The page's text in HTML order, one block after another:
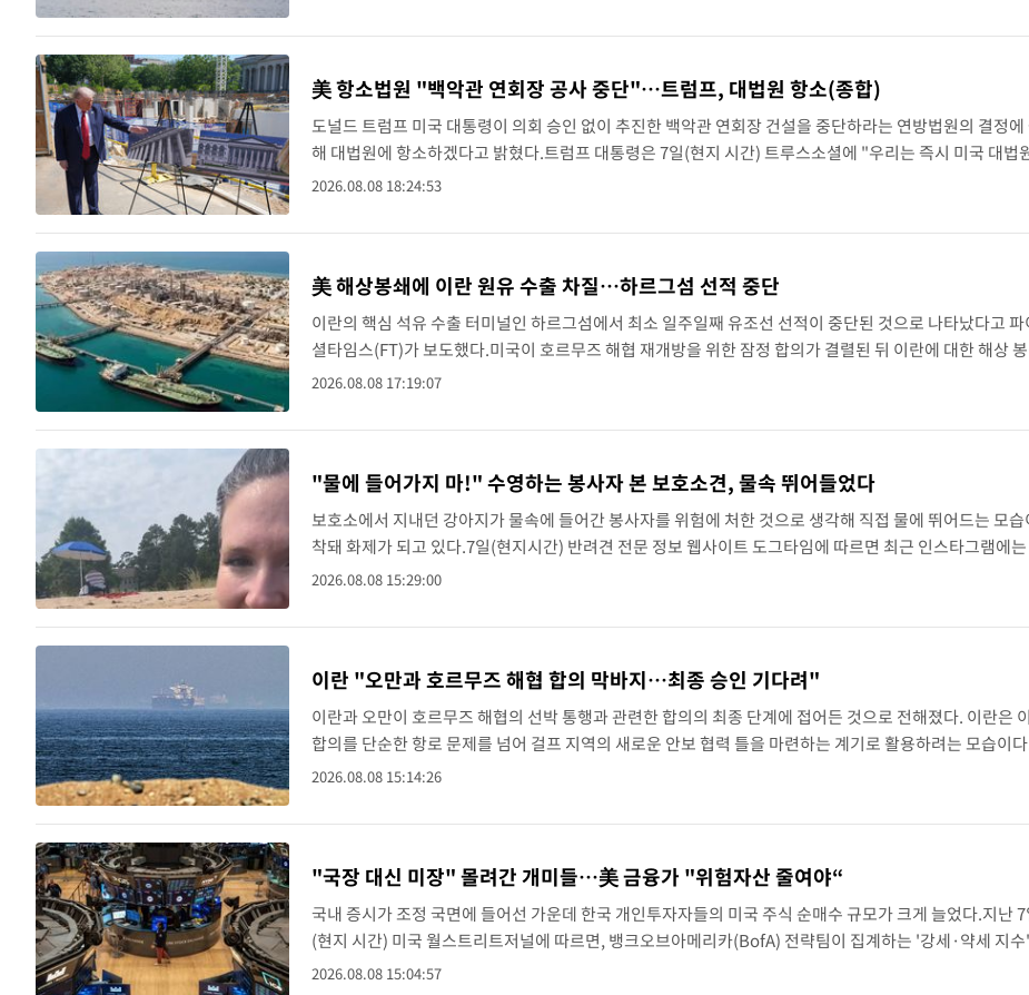
美 항소법원 "백악관 연회장 공사 중단"…트럼프, 대법원 항소(종합)
도널드 트럼프 미국 대통령이 의회 승인 없이 추진한 백악관 연회장 건설을 중단하라는 연방법원의 결정에
해 대법원에 항소하겠다고 밝혔다.트럼프 대통령은 7일(현지 시간) 트루스소셜에 "우리는 즉시 미국 대법
항소할 것"이라며 "이 부당한 결정은 대법원에서 전면 뒤집혀야 한다"고 밝혔다.워싱턴DC 연방항소법원은
2026.08.08 18:24:53
美 해상봉쇄에 이란 원유 수출 차질…하르그섬 선적 중단
이란의 핵심 석유 수출 터미널인 하르그섬에서 최소 일주일째 유조선 선적이 중단된 것으로 나타났다고 파
셜타임스(FT)가 보도했다.미국이 호르무즈 해협 재개방을 위한 잠정 합의가 결렬된 뒤 이란에 대한 해상 봉
재개하면서 이란의 원유 수출이 사실상 차질을 빚고 있는 것으로 분석된다.8일(현지 시간) 해양정보업체 케
2026.08.08 17:19:07
"물에 들어가지 마!" 수영하는 봉사자 본 보호소견, 물속 뛰어들었다
보호소에서 지내던 강아지가 물속에 들어간 봉사자를 위험에 처한 것으로 생각해 직접 물에 뛰어드는 모습
착돼 화제가 되고 있다.7일(현지시간) 반려견 전문 정보 웹사이트 도그타임에 따르면 최근 인스타그램에
호소 강아지 새턴이 봉사자를 따라 물속으로 들어가는 영상이 공개됐다.영상 속 새턴은 봉사자와 함께 해변
2026.08.08 15:29:00
이란 "오만과 호르무즈 해협 합의 막바지…최종 승인 기다려"
이란과 오만이 호르무즈 해협의 선박 통행과 관련한 합의의 최종 단계에 접어든 것으로 전해졌다. 이란은
합의를 단순한 항로 문제를 넘어 걸프 지역의 새로운 안보 협력 틀을 마련하는 계기로 활용하려는 모습이
자지라에 따르면 이란 의회 국가안보외교위원회 대변인은 7일(현지 시간) "오만과 호르무즈 해협 문제에 대
2026.08.08 15:14:26
"국장 대신 미장" 몰려간 개미들…美 금융가 "위험자산 줄여야“
국내 증시가 조정 국면에 들어선 가운데 한국 개인투자자들의 미국 주식 순매수 규모가 크게 늘었다.지난 7
(현지 시간) 미국 월스트리트저널에 따르면, 뱅크오브아메리카(BofA) 전략팀이 집계하는 '강세·약세 지
2021년 이후 최고치를 기록했다. 이 지수는 투자자들이 주식 등 위험자산에 얼마나 공격적으로 투자하고 있
2026.08.08 15:04:57